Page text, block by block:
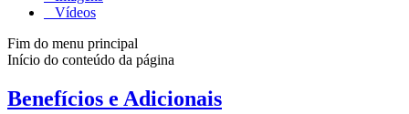
Vídeos
Fim do menu principal
Início do conteúdo da página
Benefícios e Adicionais